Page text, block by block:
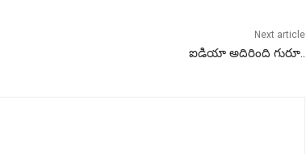
Next article
ఐడియా అదిరింది గురూ..